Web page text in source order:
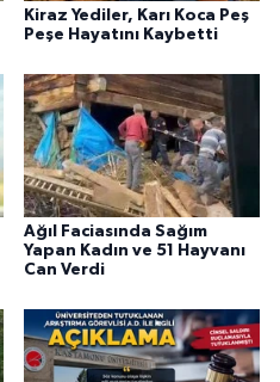
Kiraz Yediler, Karı Koca Peş
Peşe Hayatını Kaybetti
Ağıl Faciasında Sağım
Yapan Kadın ve 51 Hayvanı
Can Verdi